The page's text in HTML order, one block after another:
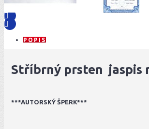
POPIS
Stříbrný prsten jaspis
***AUTORSKÝ ŠPERK***